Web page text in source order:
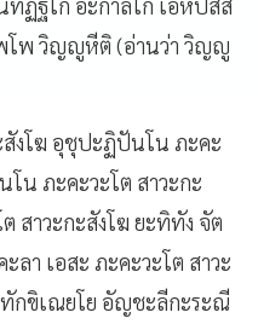
โพ วิญญูหีติ (อ่านว่า วิญญู
งโฆ อุชุปะฏิปันโน ภะคะ
น ภะคะวะโต สาวะกะ
สาวะกะสังโฆ ยะทิทัง จัต
ลา เอสะ ภะคะวะโต สาวะ
ทักขิเณยโย อัญชะลีกะระณี